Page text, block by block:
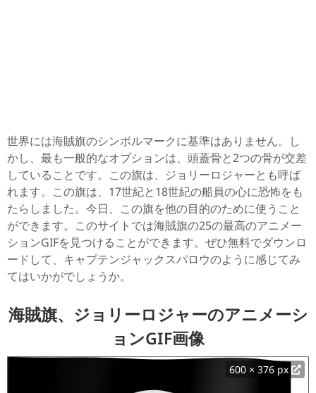
世界には海賊旗のシンボルマークに基準はありません。し
かし、最も一般的なオプションは、頭蓋骨と2つの骨が交差
していることです。この旗は、ジョリーロジャーとも呼ば
れます。この旗は、17世紀と18世紀の船員の心に恐怖をも
たらしました。今日、この旗を他の目的のために使うこと
ができます。このサイトでは海賊旗の25の最高のアニメー
ションGIFを見つけることができます。ぜひ無料でダウンロ
ードして、キャプテンジャックスパロウのように感じてみ
てはいかがでしょうか。
海賊旗、ジョリーロジャーのアニメーシ
ョンGIF画像
600 × 376 px